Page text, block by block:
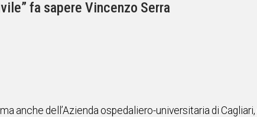
fa sapere Vincenzo Serra
anche dell’Azienda ospedaliero-universitaria di